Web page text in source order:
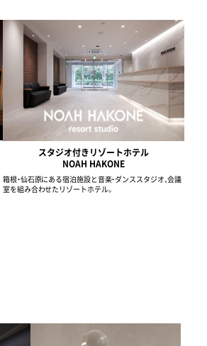
スタジオ付きリゾートホテル
NOAH HAKONE
箱根・仙石原にある宿泊施設と音楽・ダンススタジオ、会議
室を組み合わせたリゾートホテル。